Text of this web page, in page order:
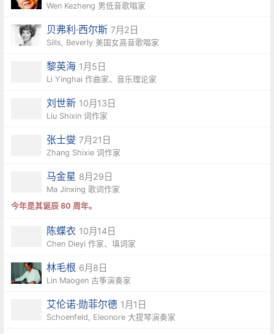
Wen Kezheng 男低音歌唱家
贝弗利·西尔斯7月2日
Sills, Beverly 美国女高音歌唱家
黎英海 1月5日
Li Yinghai 作曲家、音乐理论家
刘世新 10月13日
Liu Shixin 词作家
张士燮7月21日
Zhang Shixie 词作家
马金星 8月29日
Ma Jinxing 歌词作家
今年是其诞辰 80 周年。
陈蝶衣 10月14日
Chen Dieyi 作家、填词家
林毛根 6月8日
Lin Maogen 古筝演奏家
艾伦诺·勋菲尔德 1月1日
Schoenfeld, Eleonore 大提琴演奏家